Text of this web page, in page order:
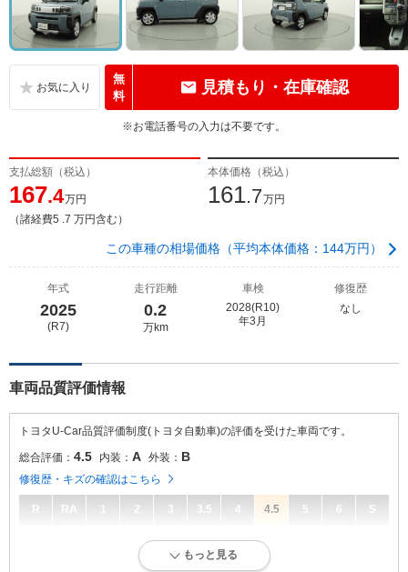
無
料
見積もり・在庫確認
※お電話番号の入力は不要です。
支払総額（税込）
167.4万円
（諸経費5 .7 万円含む）
本体価格（税込）
161.7万円
この車種の相場価格（平均本体価格：144万円）
年式
2025
(R7)
走行距離
0.2
万km
車検
2028(R10)
年3月
修復歴
なし
車両品質評価情報
トヨタU-Car品質評価制度(トヨタ自動車)の評価を受けた車両です。
総合評価： 4.5 内装： A 外装： B
修復歴・キズの確認はこちら
R RA 1 2 3 3.5 4 4.5 5 6 S
走行距離が10万キロ以内で、きれいな状態です。
もっと見る